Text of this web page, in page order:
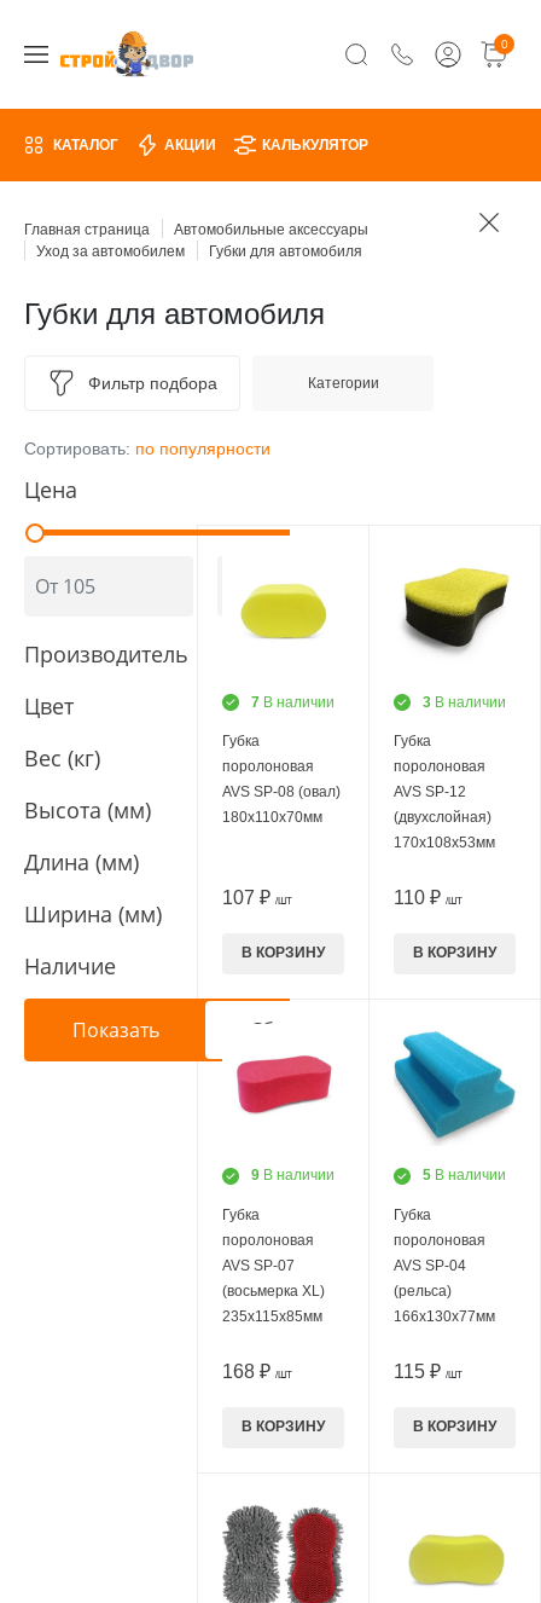
0
КАТАЛОГ АКЦИИ КАЛЬКУЛЯТОР
Главная страница
Автомобильные аксессуары
Уход за автомобилем
Губки для автомобиля
Губки для автомобиля
Фильтр подбора Категории
Сортировать: по популярности
Цена
Производитель
Цвет
Вес (кг)
Высота (мм)
Длина (мм)
Ширина (мм)
Наличие
7 В наличии
Губка
поролоновая
AVS SP-08 (овал)
180x110x70мм
107 ₽ /ШТ
В КОРЗИНУ
3 В наличии
Губка
поролоновая
AVS SP-12
(двухслойная)
170x108x53мм
110 ₽ /ШТ
В КОРЗИНУ
9 В наличии
Губка
поролоновая
AVS SP-07
(восьмерка XL)
235x115x85мм
168 ₽ /ШТ
В КОРЗИНУ
5 В наличии
Губка
поролоновая
AVS SP-04
(рельса)
166х130x77мм
115 ₽ /ШТ
В КОРЗИНУ